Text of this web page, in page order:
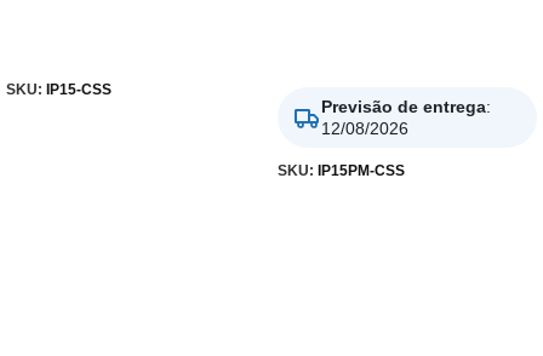
SKU: IP15-CSS
Previsão de entrega:
12/08/2026
SKU: IP15PM-CSS